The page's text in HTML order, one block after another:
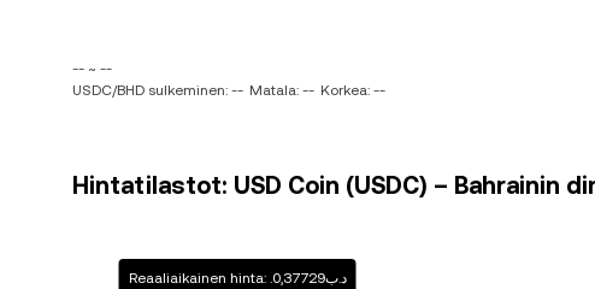
-- ~ --
USDC/BHD sulkeminen: -- Matala: -- Korkea: --
Hintatilastot: USD Coin (USDC) – Bahrainin
Reaaliaikainen hinta: .د.ب0,37729